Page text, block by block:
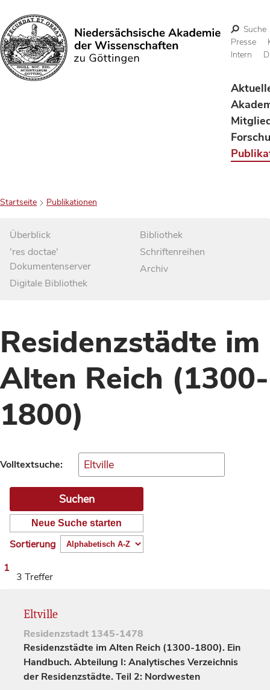
Suchen
Suche
Presse
Intern
Startseite Publikationen
Überblick
'res doctae'
Dokumentenserver
Digitale Bibliothek
Bibliothek
Schriftenreihen
Archiv
Residenzstädte im
Alten Reich (1300-
1800)
Volltextsuche:
Neue Suche starten
Sortierung
1
3 Treffer
Eltville
Residenzstadt 1345-1478
Residenzstädte im Alten Reich (1300-1800). Ein
Handbuch. Abteilung I: Analytisches Verzeichnis
der Residenzstädte. Teil 2: Nordwesten